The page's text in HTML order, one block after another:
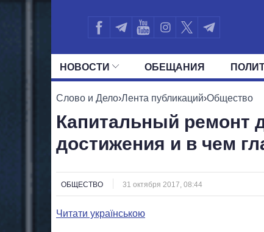
НОВОСТИ ОБЕЩАНИЯ
ВСЕ ПОЛИТИКИ ПРЕЗИДЕНТ И
Слово и Дело›Лента публикаций›Общество
Капитальный ремонт
достижения и в чем
ОБЩЕСТВО 31 октября 2017, 08:44
Читати українською